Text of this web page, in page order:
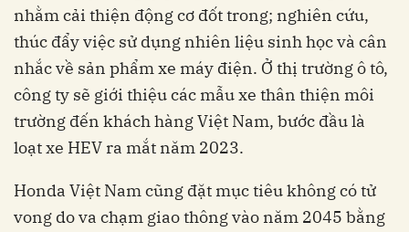
nhằm cải thiện động cơ đốt trong; nghiên cứu,
thúc đẩy việc sử dụng nhiên liệu sinh học và cân
nhắc về sản phẩm xe máy điện. Ở thị trường ô tô,
công ty sẽ giới thiệu các mẫu xe thân thiện môi
trường đến khách hàng Việt Nam, bước đầu là
loạt xe HEV ra mắt năm 2023.
Honda Việt Nam cũng đặt mục tiêu không có tử
vong do va chạm giao thông vào năm 2045 bằng